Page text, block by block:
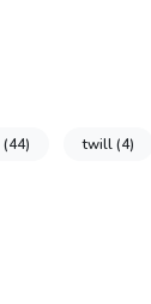
(44) twill(4)